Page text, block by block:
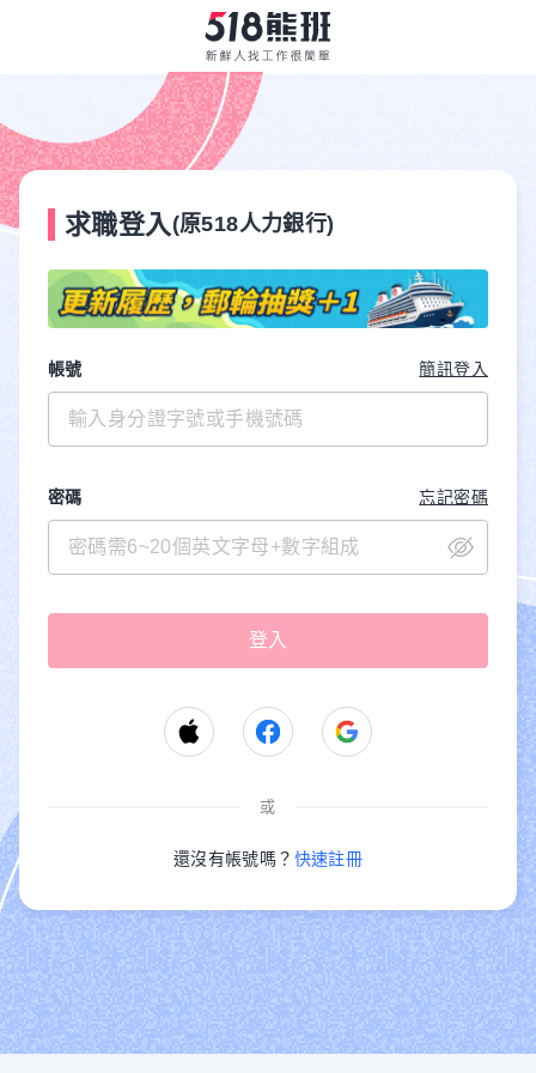
求職登入 (原518人力銀行)
帳號 簡訊登入
密碼 忘記密碼
或
還沒有帳號嗎？ 快速註冊